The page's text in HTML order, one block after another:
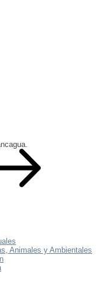
Animales y Ambientales